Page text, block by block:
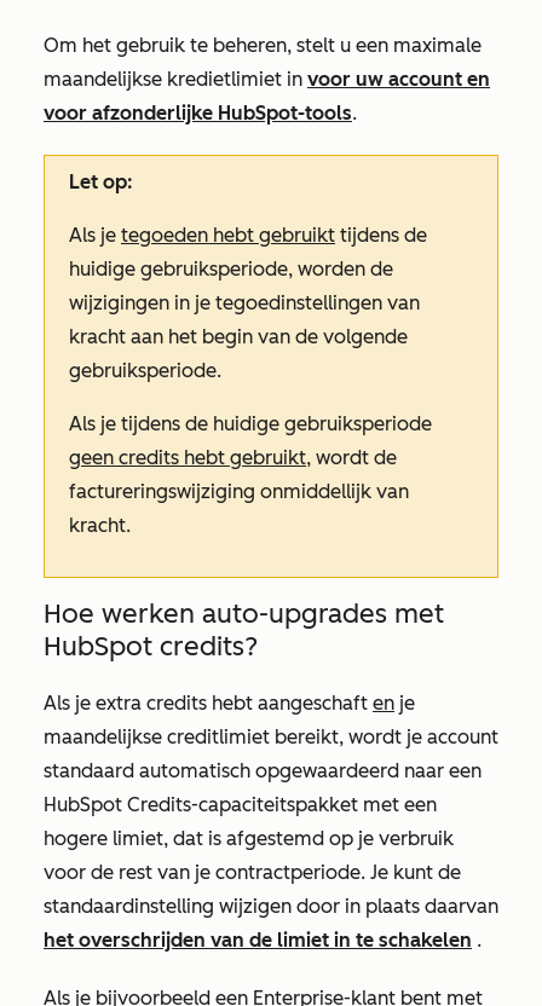
Om het gebruik te beheren, stelt u een maximale
maandelijkse kredietlimiet in voor uw account en
voor afzonderlijke HubSpot-tools.
Let op:
Als je tegoeden hebt gebruikt tijdens de
huidige gebruiksperiode, worden de
wijzigingen in je tegoedinstellingen van
kracht aan het begin van de volgende
gebruiksperiode.
Als je tijdens de huidige gebruiksperiode
geen credits hebt gebruikt, wordt de
factureringswijziging onmiddellijk van
kracht.
Hoe werken auto-upgrades met
HubSpot credits?
Als je extra credits hebt aangeschaft en je
maandelijkse creditlimiet bereikt, wordt je account
standaard automatisch opgewaardeerd naar een
HubSpot Credits-capaciteitspakket met een
hogere limiet, dat is afgestemd op je verbruik
voor de rest van je contractperiode. Je kunt de
standaardinstelling wijzigen door in plaats daarvan
het overschrijden van de limiet in te schakelen .
Als je bijvoorbeeld een Enterprise-klant bent met